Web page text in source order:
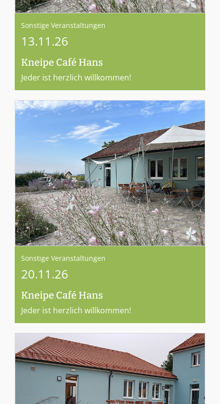
Sonstige Veranstaltungen
13.11.26
Kneipe Café Hans
Jeder ist herzlich willkommen!
Sonstige Veranstaltungen
20.11.26
Kneipe Café Hans
Jeder ist herzlich willkommen!